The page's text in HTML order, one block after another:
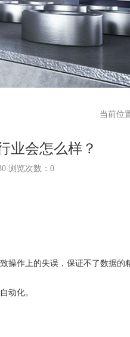
当前位
业会怎么样？
浏览次数：0
作上的失误，保证不了数据的
动化。